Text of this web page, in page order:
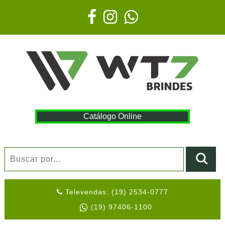
Catálogo Online
Televendas: (19) 2534-0777
(19) 97406-1100